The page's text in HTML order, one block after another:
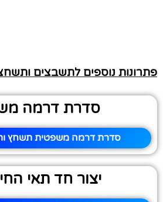
פתרונות נוספים לתשבצים
סדרת דרמה
סדרת דרמה משפטית תשחץ
יצור חד תאי